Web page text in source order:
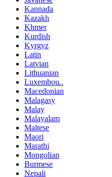
Kannada
Kazakh
Khmer
Kurdish
Kyrgyz
Latin
Latvian
Lithuanian
Luxembou..
Macedonian
Malagasy
Malay
Malayalam
Maltese
Maori
Marathi
Mongolian
Burmese
Nepali